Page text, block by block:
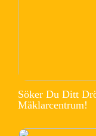
Söker Du Ditt
Mäklarcentrum!